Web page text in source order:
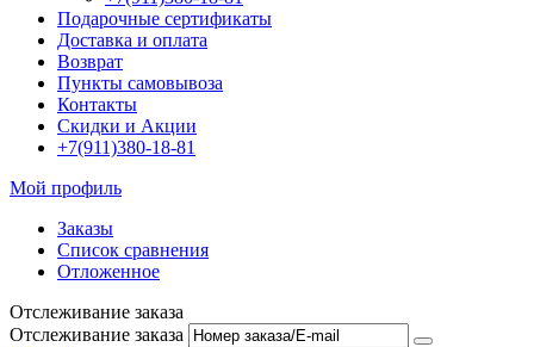
Подарочные сертификаты
Доставка и оплата
Возврат
Пункты самовывоза
Контакты
Скидки и Акции
+7(911)380-18-81
Мой профиль
Заказы
Список сравнения
Отложенное
Отслеживание заказа
Отслеживание заказа